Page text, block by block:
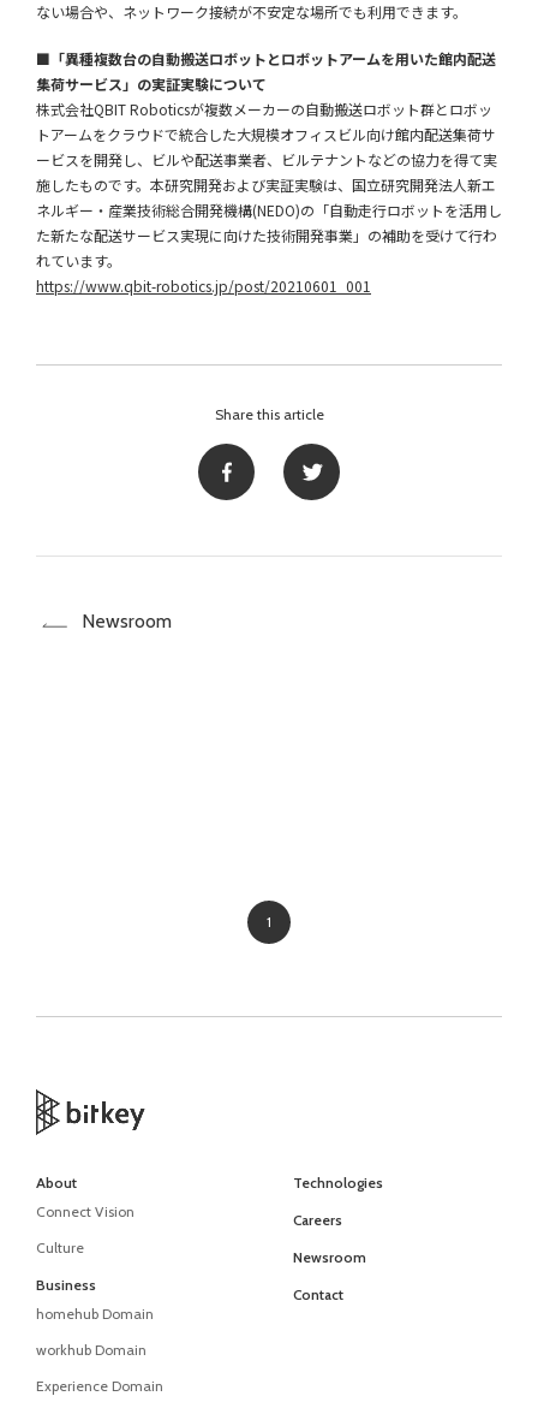
ない場合や、ネットワーク接続が不安定な場所でも利用できます。
■「異種複数台の自動搬送ロボットとロボットアームを用いた館内配送
集荷サービス」の実証実験について
株式会社QBIT Roboticsが複数メーカーの自動搬送ロボット群とロボッ
トアームをクラウドで統合した大規模オフィスビル向け館内配送集荷サ
ービスを開発し、ビルや配送事業者、ビルテナントなどの協力を得て実
施したものです。本研究開発および実証実験は、国立研究開発法人新エ
ネルギー・産業技術総合開発機構(NEDO)の「自動走行ロボットを活用し
た新たな配送サービス実現に向けた技術開発事業」の補助を受けて行わ
れています。
https://www.qbit-robotics.jp/post/20210601_001
Share this article
Newsroom
1
About
Connect Vision
Culture
Business
homehub Domain
workhub Domain
Experience Domain
Technologies
Careers
Newsroom
Contact